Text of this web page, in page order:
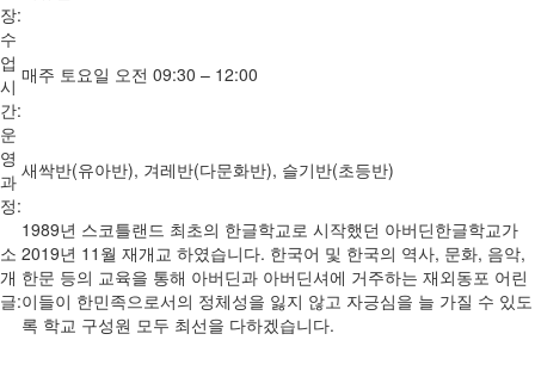
장:
수
업
시
간:
매주 토요일 오전 09:30 – 12:00
운
영
과
정:
새싹반(유아반), 겨레반(다문화반), 슬기반(초등반)
소
개
글:
1989년 스코틀랜드 최초의 한글학교로 시작했던 아버딘한글학교가
2019년 11월 재개교 하였습니다. 한국어 및 한국의 역사, 문화, 음악,
한문 등의 교육을 통해 아버딘과 아버딘셔에 거주하는 재외동포 어린
이들이 한민족으로서의 정체성을 잃지 않고 자긍심을 늘 가질 수 있도
록 학교 구성원 모두 최선을 다하겠습니다.